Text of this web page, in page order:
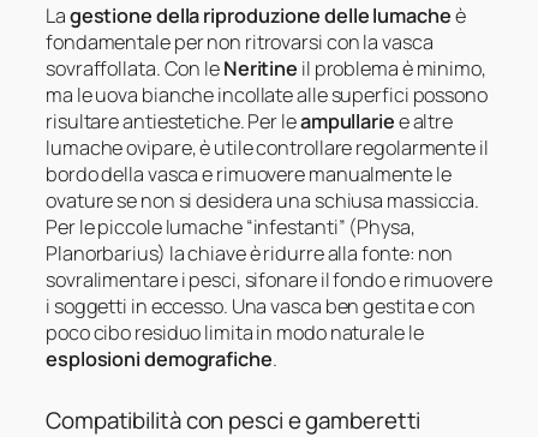
Lagestione della riproduzione delle lumacheè
fondamentale per non ritrovarsi con la vasca
sovraffollata. Con leNeritine il problema è minimo,
ma le uova bianche incollate alle superfici possono
risultare antiestetiche. Per leampullariee altre
lumache ovipare, è utile controllare regolarmente il
bordo della vasca e rimuovere manualmente le
ovature se non si desidera una schiusa massiccia.
Per le piccole lumache “infestanti” (Physa,
Planorbarius) la chiave è ridurre alla fonte: non
sovralimentare i pesci, sifonare il fondo e rimuovere
i soggetti in eccesso. Una vasca ben gestita e con
poco cibo residuo limita in modo naturale le
esplosioni demografiche.
Compatibilità con pesci e gamberetti